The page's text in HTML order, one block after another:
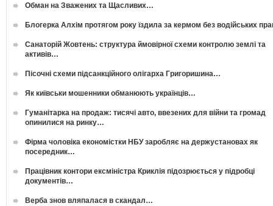
Обман на Зважених та Щасливих…
Блогерка Алхім протягом року їздила за кермом без водійських
Санаторій Жовтень: структура ймовірної схеми контролю землі та
активів…
Пісочні схеми підсанкційного олігарха Григоришина…
Як київськи мошенники обманюють українців…
Гуманітарка на продаж: тисячі авто, ввезених для війни та громад
опинилися на ринку…
Фірма чоловіка економістки НБУ заробляє на держустановах як
посередник…
Працівник контори ексміністра Криклія підозрюється у підробці
документів…
Верба знов вляпалася в скандал…